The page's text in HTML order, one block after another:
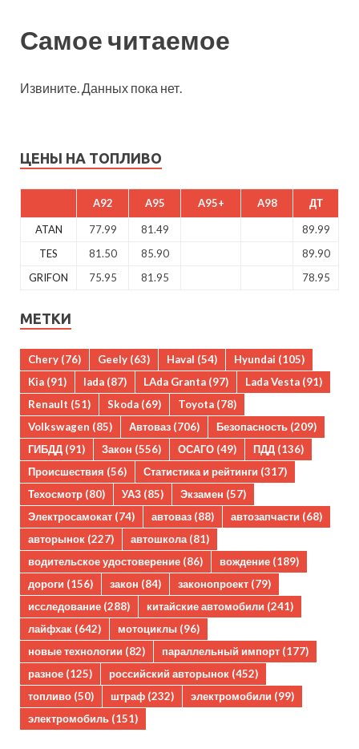
Самое читаемое
Извините. Данных пока нет.
ЦЕНЫ НА ТОПЛИВО
A92 A95 A95+ A98 ДТ
ATAN 77.99 81.49
89.99
TES
81.50 85.90
89.90
GRIFON
75.95 81.95 78.95
МЕТКИ
Chery (76) Geely (63) Haval (54) Hyundai (105)
Kia (91) lada (87) LAda Granta (97) Lada Vesta (91)
Renault (51) Skoda (69) Toyota (78)
Volkswagen (85) Автоваз (706) Безопасность (209)
ГИБДД (91) Закон (556) ОСАГО (49) ПДД (136)
Происшествия (56) Статистика и рейтинги (317)
Техосмотр (80) УАЗ (85) Экзамен (57)
Электросамокат (74) автоваз (88) автозапчасти (68)
авторынок (227) автошкола(81)
водительское удостоверение (86) вождение (189)
дороги (156) закон (84) законопроект (79)
исследование (288) китайские автомобили (241)
лайфхак (642) мотоциклы (96)
новые технологии (82) параллельный импорт (177)
разное (125) российский авторынок (452)
топливо (50) штраф (232) электромобили (99)
электромобиль (151)